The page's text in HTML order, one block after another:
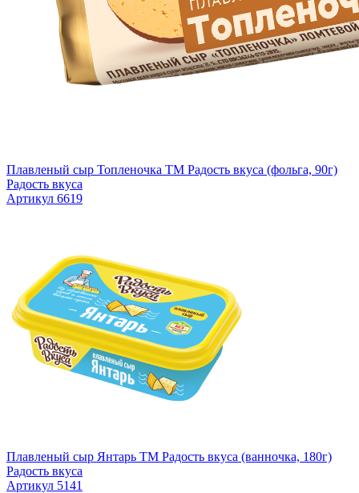
Плавленый сыр Топленочка TM Радость вкуса (фольга, 90г)
Радость вкуса
Артикул 6619
Плавленый сыр Янтарь TM Радость вкуса (ванночка, 180г)
Радость вкуса
Артикул 5141